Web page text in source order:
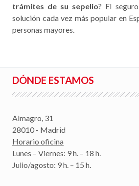
trámites de su sepelio? El
solución cada vez más popular en
personas mayores.
DÓNDE ESTAMOS
Almagro, 31
28010 - Madrid
Horario oficina
Lunes – Viernes: 9 h. – 18 h.
Julio/agosto: 9 h. – 15 h.